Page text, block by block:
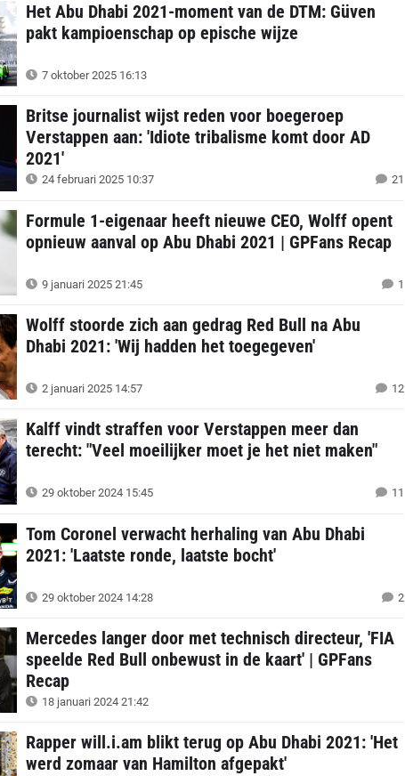
Het Abu Dhabi 2021-moment van de DTM: Güven
pakt kampioenschap op epische wijze
7 oktober 2025 16:13
Britse journalist wijst reden voor boegeroep
Verstappen aan: 'Idiote tribalisme komt door AD
2021'
24 februari 2025 10:37 21
Formule 1-eigenaar heeft nieuwe CEO, Wolff opent
opnieuw aanval op Abu Dhabi 2021 | GPFans Recap
9 januari 2025 21:45 1
Wolff stoorde zich aan gedrag Red Bull na Abu
Dhabi 2021: 'Wij hadden het toegegeven'
2 januari 2025 14:57 12
Kalff vindt straffen voor Verstappen meer dan
terecht: "Veel moeilijker moet je het niet maken"
29 oktober 2024 15:45 11
Tom Coronel verwacht herhaling van Abu Dhabi
2021: 'Laatste ronde, laatste bocht'
29 oktober 2024 14:28 2
Mercedes langer door met technisch directeur, 'FIA
speelde Red Bull onbewust in de kaart' | GPFans
Recap
18 januari 2024 21:42
Rapper will.i.am blikt terug op Abu Dhabi 2021: 'Het
werd zomaar van Hamilton afgepakt'